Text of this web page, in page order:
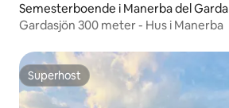
Semesterboende i Manerba del Garda
Gardasjön 300 meter - Hus i Manerba
Superhost
Superhost